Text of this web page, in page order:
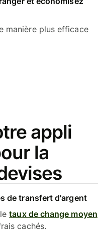
manière plus efficace
appli
la
de transfert d'argent
letaux de change moyen
cachés.